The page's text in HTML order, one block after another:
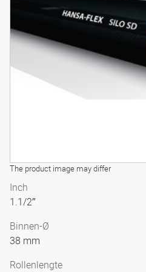
The product image may differ
Inch
1.1/2″
Binnen-Ø
38 mm
Rollenlengte